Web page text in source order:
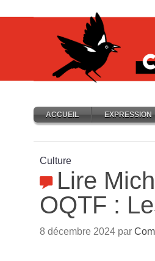
ACCUEIL EXPRESSION
Culture
Lire
OQTF :
8 décembre 2024 par